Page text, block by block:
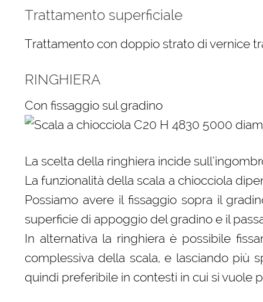
Trattamento superficiale
Trattamento con doppio strato di vernice
RINGHIERA
Con fissaggio sul gradino
La scelta della ringhiera incide
La funzionalità della scala a chiocciola
Possiamo avere il fissaggio sopra il
superficie di appoggio del gradino e il
In alternativa la ringhiera è possibile
complessiva della scala, e lasciando più
quindi preferibile in contesti in cui si vuole